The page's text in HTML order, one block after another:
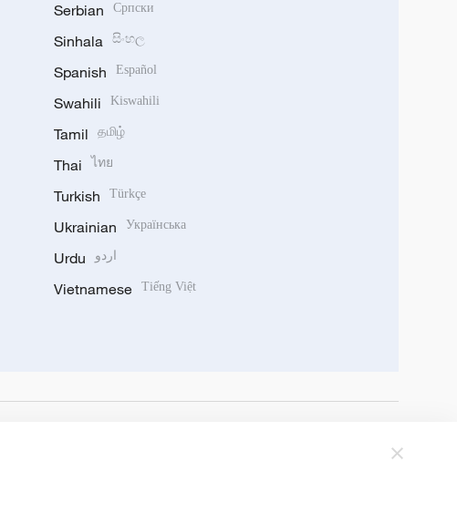
Serbian Српски
Sinhala සිංහල
Spanish Español
Swahili Kiswahili
Tamil தமிழ்
Thai ไทย
Turkish Türkçe
Ukrainian Українська
Urdu اردو
Vietnamese Tiếng Việt